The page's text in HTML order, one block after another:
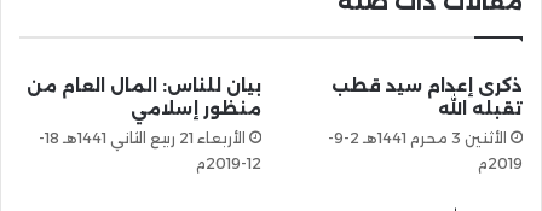
ذكرى إعدام سيد قطب
تقبله الله
الأثنين 3 محرم 1441هـ 2-9-
2019م
بيان للناس: المال العام من
منظور إسلامي
الأربعاء 21 ربيع الثاني 1441هـ 18-
12-2019م